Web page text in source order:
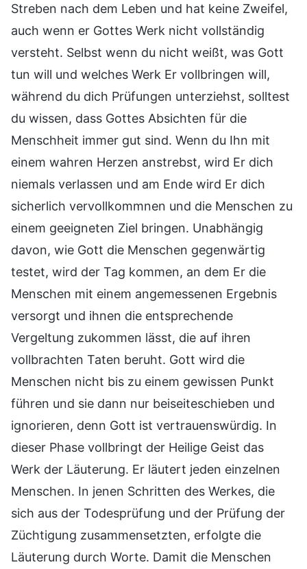
Streben nach dem Leben und hat keine Zweifel,
auch wenn er Gottes Werk nicht vollständig
versteht. Selbst wenn du nicht weißt, was Gott
tun will und welches Werk Er vollbringen will,
während du dich Prüfungen unterziehst, solltest
du wissen, dass Gottes Absichten für die
Menschheit immer gut sind. Wenn du Ihn mit
einem wahren Herzen anstrebst, wird Er dich
niemals verlassen und am Ende wird Er dich
sicherlich vervollkommnen und die Menschen zu
einem geeigneten Ziel bringen. Unabhängig
davon, wie Gott die Menschen gegenwärtig
testet, wird der Tag kommen, an dem Er die
Menschen mit einem angemessenen Ergebnis
versorgt und ihnen die entsprechende
Vergeltung zukommen lässt, die auf ihren
vollbrachten Taten beruht. Gott wird die
Menschen nicht bis zu einem gewissen Punkt
führen und sie dann nur beiseiteschieben und
ignorieren, denn Gott ist vertrauenswürdig. In
dieser Phase vollbringt der Heilige Geist das
Werk der Läuterung. Er läutert jeden einzelnen
Menschen. In jenen Schritten des Werkes, die
sich aus der Todesprüfung und der Prüfung der
Züchtigung zusammensetzten, erfolgte die
Läuterung durch Worte. Damit die Menschen